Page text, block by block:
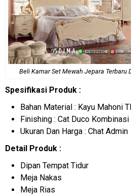
Beli Kamar Set Mewah Jepara Terbaru
Spesifikasi Produk :
Bahan Material : Kayu Mahoni
Finishing : Cat Duco Kombinasi
Ukuran Dan Harga : Chat Admin
Detail Produk :
Dipan Tempat Tidur
Meja Nakas
Meja Rias